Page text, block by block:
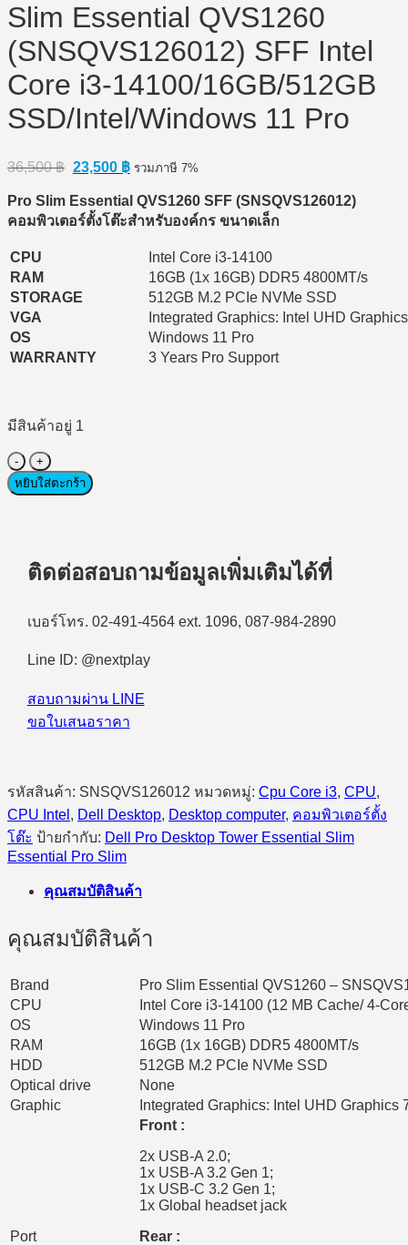
Slim Essential QVS1260
(SNSQVS126012) SFF Intel
Core i3-14100/16GB/512GB
SSD/Intel/Windows 11 Pro
36,500฿ Original
price
was:
36,500 ฿.
23,500 ฿Current
price
is:
23,500 ฿.
รวมภาษี 7%
Pro Slim Essential QVS1260 SFF (SNSQVS126012)
คอมพิวเตอร์ตั้งโต๊ะสำหรับองค์กร ขนาดเล็ก
CPU
Intel Core i3-14100
RAM
16GB (1x 16GB) DDR5 4800MT/s
STORAGE
512GB M.2 PCIe NVMe SSD
VGA
Integrated Graphics: Intel UHD
OS
Windows 11 Pro
WARRANTY
3 Years Pro Support
มีสินค้าอยู่ 1
จำนวน
Desktop
PC
โต๊ะ
Dell
Slim
QVS1260
(SNSQVS126012)
SFF
14100/16GB/512GB
SSD/Intel/Windows
11
Pro
ชิ้น
หยิบใส่ตะกร้า
ติดต่อสอบถามข้อมูลเพิ่มเติมได้ที่
เบอร์โทร. 02-491-4564 ext. 1096, 087-984-2890
Line ID: @nextplay
สอบถามผ่าน LINE
ขอใบเสนอราคา
รหัสสินค้า: SNSQVS126012 หมวดหมู่: Cpu Core i3, CPU,
CPU Intel , Dell Desktop, Desktop computer, คอมพิวเตอร์ตั้ง
โต๊ะ ป้ายกำกับ: Dell Pro Desktop Tower Essential Slim
Essential Pro Slim
คุณสมบัติสินค้า
คุณสมบัติสินค้า
Brand
Pro Slim Essential QVS1260 –
CPU
Intel Core i3-14100 (12 MB Cache/ 4-
OS
Windows 11 Pro
RAM
16GB (1x 16GB) DDR5 4800MT/s
HDD
512GB M.2 PCIe NVMe SSD
Optical drive
None
Graphic
Integrated Graphics: Intel UHD Graphics
Port
Front :
2x USB-A 2.0;
1x USB-A 3.2 Gen 1;
1x USB-C 3.2 Gen 1;
1x Global headset jack
Rear :